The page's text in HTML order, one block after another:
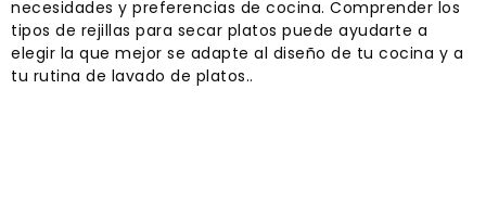
necesidades y preferencias de cocina. Comprender los
tipos de rejillas para secar platos puede ayudarte a
elegir la que mejor se adapte al diseño de tu cocina y a
tu rutina de lavado de platos..